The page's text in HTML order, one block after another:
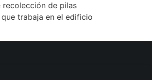
recolección de pilas
trabaja en el edificio